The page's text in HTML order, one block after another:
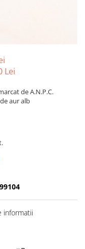
Lei
de A.N.P.C.
aur alb
informatii